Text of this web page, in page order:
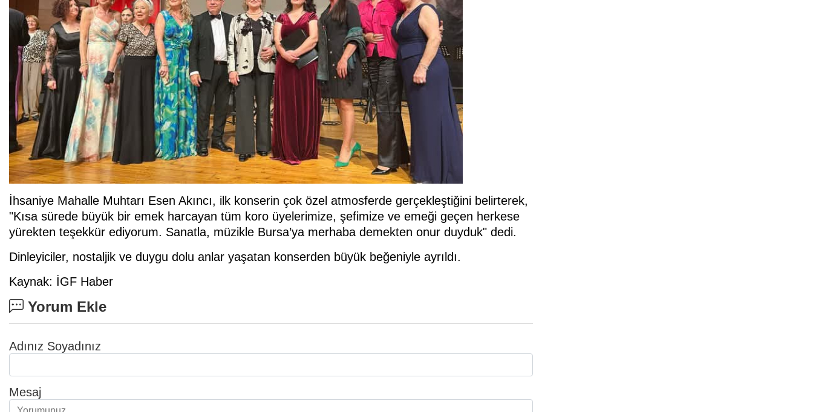
İhsaniye Mahalle Muhtarı Esen Akıncı, ilk konserin çok özel atmosferde gerçekleştiğini belirterek,
"Kısa sürede büyük bir emek harcayan tüm koro üyelerimize, şefimize ve emeği geçen herkese
yürekten teşekkür ediyorum. Sanatla, müzikle Bursa’ya merhaba demekten onur duyduk" dedi.
Dinleyiciler, nostaljik ve duygu dolu anlar yaşatan konserden büyük beğeniyle ayrıldı.
Kaynak: İGF Haber
Yorum Ekle
Adınız Soyadınız
Mesaj